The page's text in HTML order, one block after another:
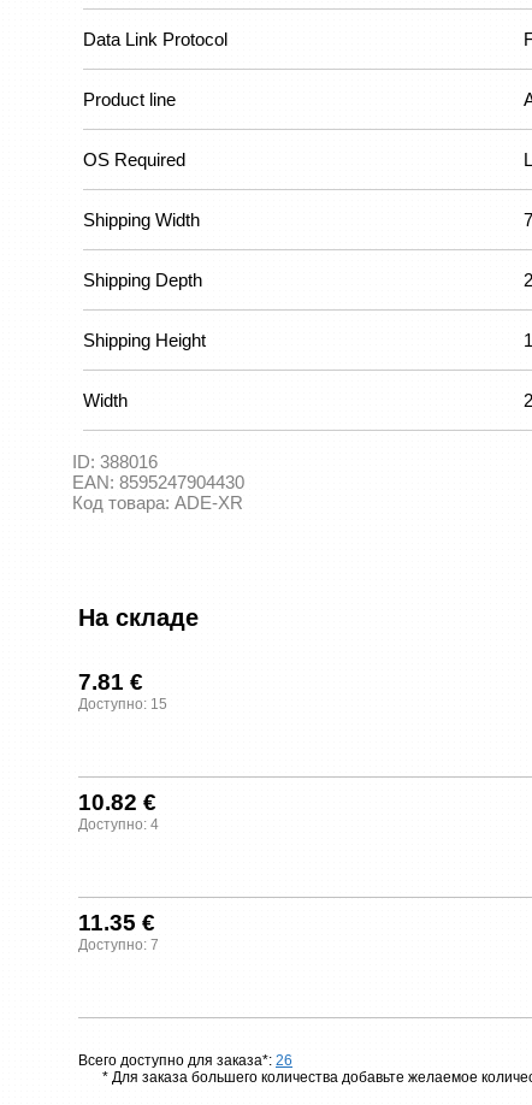
Data Link Protocol
Product line
OS Required
Shipping Width
Shipping Depth
Shipping Height
Width
ID: 388016
EAN: 8595247904430
Код товара: ADE-XR
На складе
7.81 €
Доступно: 15
10.82 €
Доступно: 4
11.35 €
Доступно: 7
Всего доступно для заказа*: 26
* Для заказа большего количества добавьте желаемое